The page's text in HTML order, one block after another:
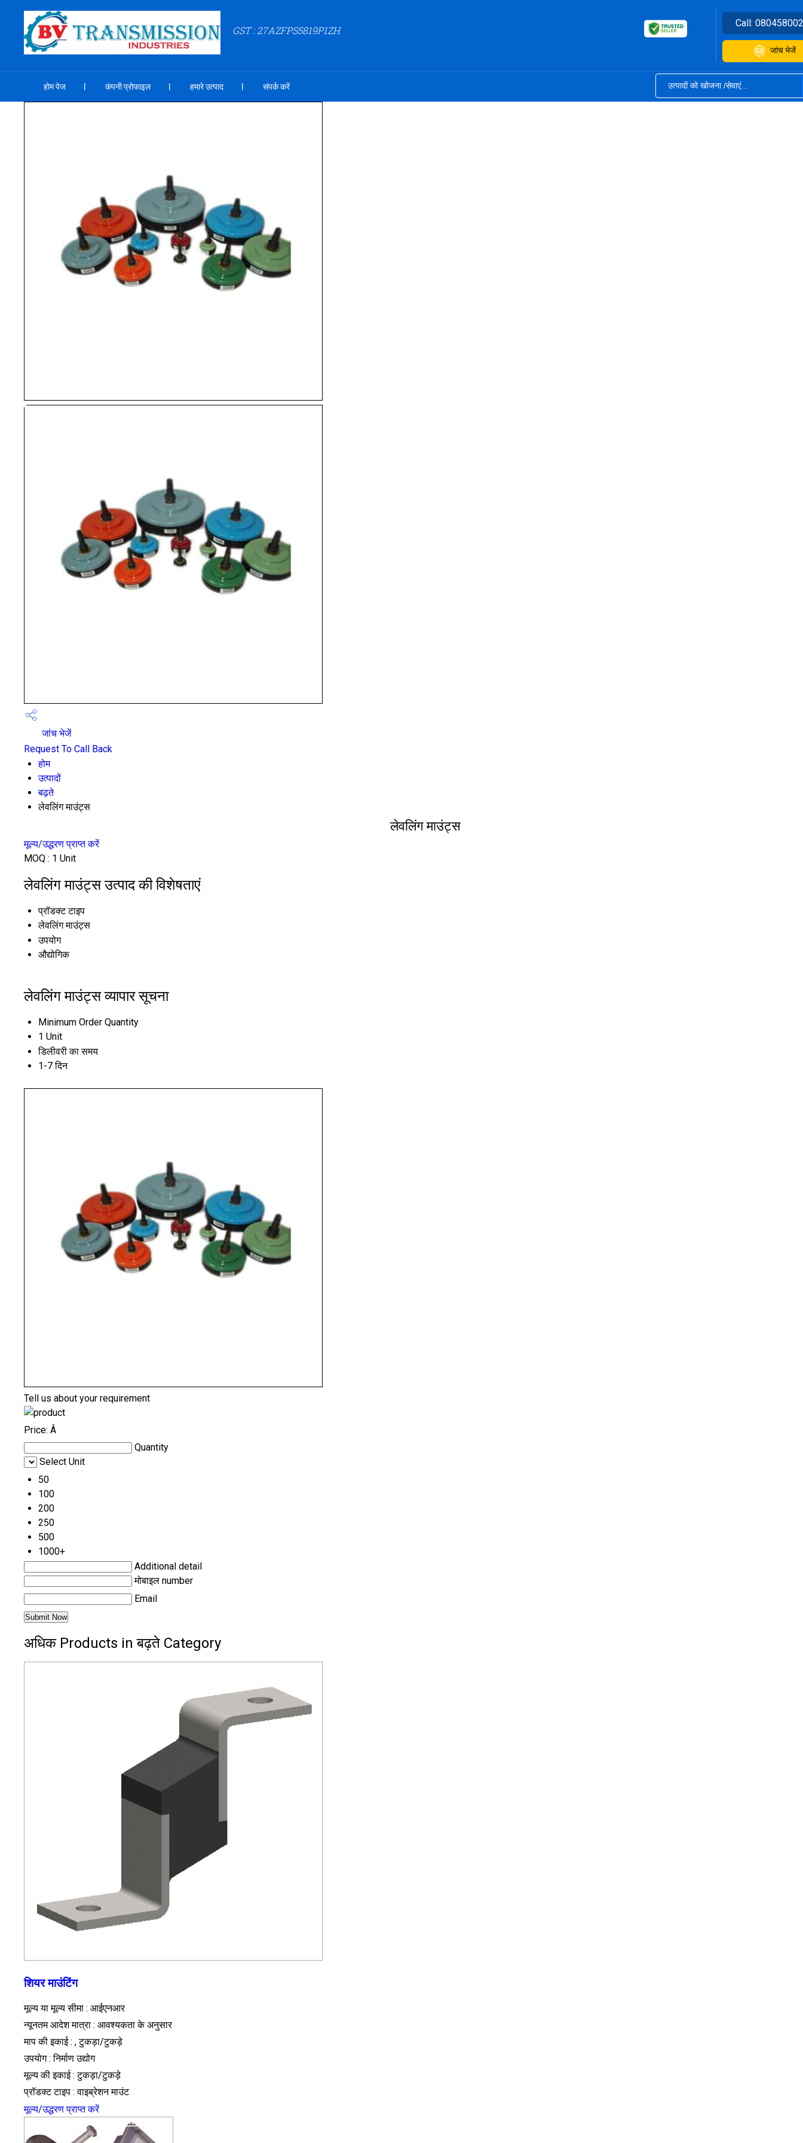
GST : 27AZFPS5819P1ZH
Call:
जांच भेजें
होम पेज कंपनी प्रोफाइल हमारे उत्पाद संपर्क करें
जांच भेजें
Request To Call Back
होम
उत्पादों
बढ़ते
लेवलिंग माउंट्स
लेवलिंग माउंट्स
मूल्य/उद्धरण प्राप्त करें
MOQ : 1 Unit
लेवलिंग माउंट्स उत्पाद की विशेषताएं
प्रॉडक्ट टाइप
लेवलिंग माउंट्स
उपयोग
औद्योगिक
लेवलिंग माउंट्स व्यापार सूचना
Minimum Order Quantity
1 Unit
डिलीवरी का समय
1-7 दिन
Tell us about your requirement
Price: Â
Quantity
Select Unit
50
100
200
250
500
1000+
Additional detail
मोबाइल number
Email
अधिक Products in बढ़ते Category
शियर माउंटिंग
मूल्य या मूल्य सीमा : आईएनआर
न्यूनतम आदेश मात्रा : आवश्यकता के अनुसार
माप की इकाई : , टुकड़ा/टुकड़े
उपयोग : निर्माण उद्योग
मूल्य की इकाई : टुकड़ा/टुकड़े
प्रॉडक्ट टाइप : वाइब्रेशन माउंट
मूल्य/उद्धरण प्राप्त करें